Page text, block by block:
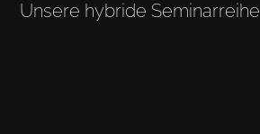
Unsere hybride Seminarreihe